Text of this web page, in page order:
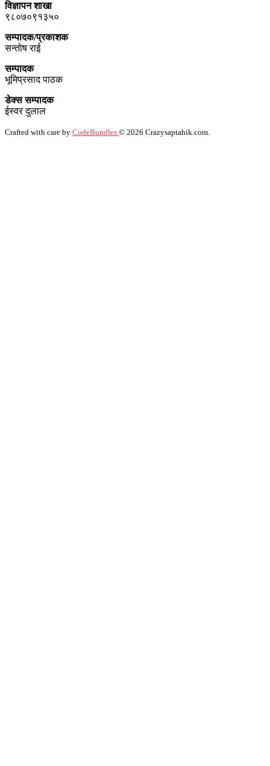
विज्ञापन शाखा
९८०७०९१३५०
सम्पादक/प्रकाशक
सन्तोष राई
सम्पादक
भूमिप्रसाद पाठक
डेक्स सम्पादक
ईस्वर दुलाल
Crafted with care by CodeBundles © 2026 Crazysaptahik.com.